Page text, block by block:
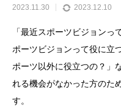
2023.11.30 2023.12.10
「最近スポーツビジョン
ポーツビジョンって役に立
ポーツ以外に役立つの？」
れる機会がなかった方のた
す。